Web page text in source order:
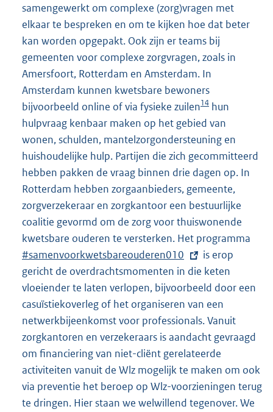
samengewerkt om complexe (zorg)vragen met
elkaar te bespreken en om te kijken hoe dat beter
kan worden opgepakt. Ook zijn er teams bij
gemeenten voor complexe zorgvragen, zoals in
Amersfoort, Rotterdam en Amsterdam. In
Amsterdam kunnen kwetsbare bewoners
bijvoorbeeld online of via fysieke zuilen14 hun
hulpvraag kenbaar maken op het gebied van
wonen, schulden, mantelzorgondersteuning en
huishoudelijke hulp. Partijen die zich gecommitteerd
hebben pakken de vraag binnen drie dagen op. In
Rotterdam hebben zorgaanbieders, gemeente,
zorgverzekeraar en zorgkantoor een bestuurlijke
coalitie gevormd om de zorg voor thuiswonende
kwetsbare ouderen te versterken. Het programma
e
e
i
n
k
#samenvoorkwetsbareouderen010
is erop
gericht de overdrachtsmomenten in die keten
vloeiender te laten verlopen, bijvoorbeeld door een
casuïstiekoverleg of het organiseren van een
netwerkbijeenkomst voor professionals. Vanuit
zorgkantoren en verzekeraars is aandacht gevraagd
om financiering van niet-cliënt gerelateerde
activiteiten vanuit de Wlz mogelijk te maken om ook
via preventie het beroep op Wlz-voorzieningen terug
te dringen. Hier staan we welwillend tegenover. We